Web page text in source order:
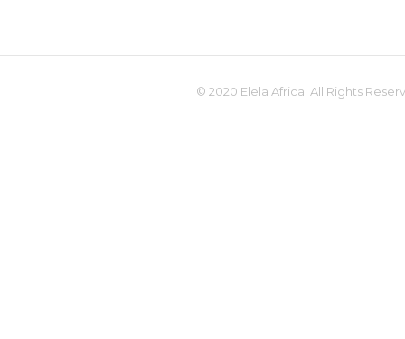
© 2020 Elela Africa. All Rights